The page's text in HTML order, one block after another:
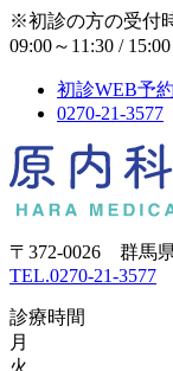
※初診の方の受付
09:00～11:30 /
初診WEB予約
0270-21-3577
〒372-0026 群馬
TEL.0270-21-3577
診療時間
月
火